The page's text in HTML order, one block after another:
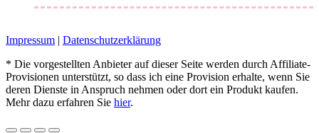
Impressum
Datenschutzerklärung
* Die vorgestellten Anbieter auf dieser Seite werden durch Affiliate-
Provisionen unterstützt, so dass ich eine Provision erhalte, wenn Sie
deren Dienste in Anspruch nehmen oder dort ein Produkt kaufen.
Mehr dazu erfahren Sie hier.